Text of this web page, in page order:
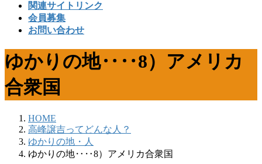
関連サイトリンク
会員募集
お問い合わせ
ゆかりの地‥‥8）アメリカ
合衆国
HOME
高峰譲吉ってどんな人？
ゆかりの地・人
ゆかりの地‥‥8）アメリカ合衆国